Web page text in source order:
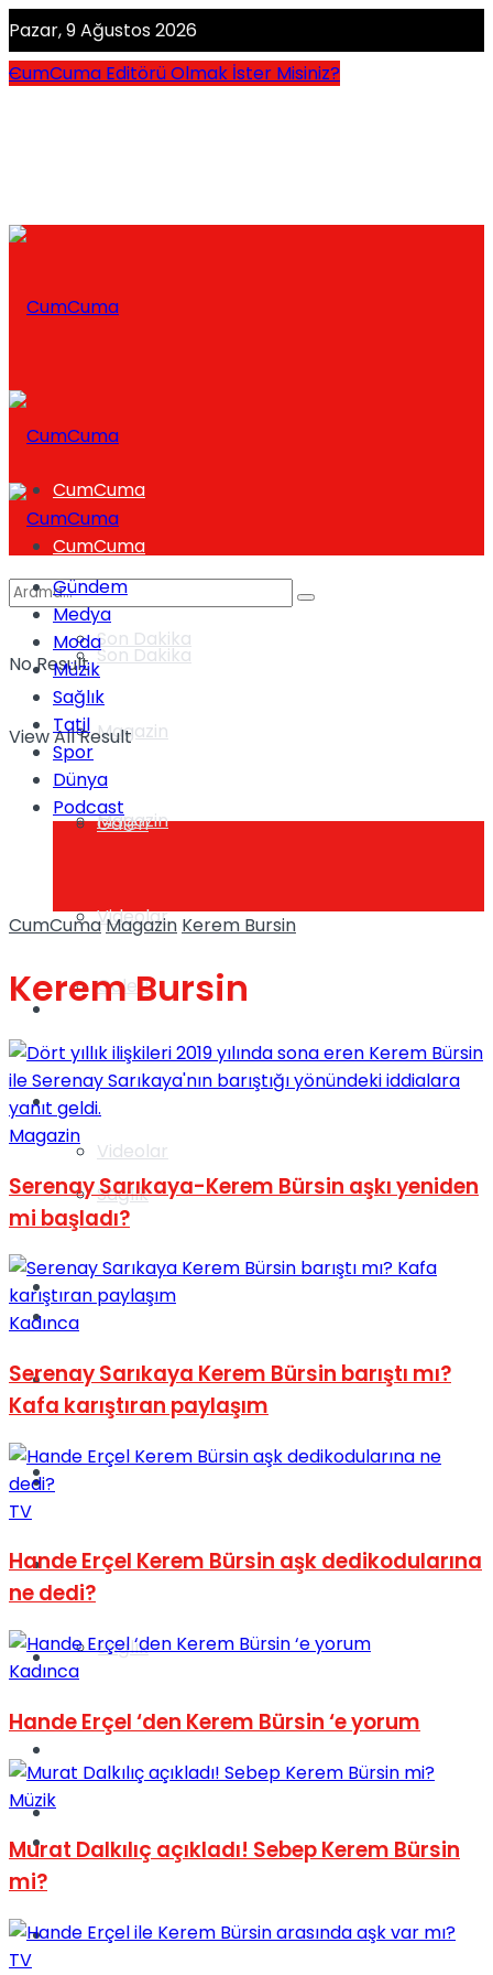
Pazar, 9 Ağustos 2026
CumCuma Editörü Olmak İster Misiniz?
CumCuma
Son Dakika
Magazin
Galeri
Videolar
Gündem
Yaşam
Sağlık
TV
CumCuma
Son Dakika
Magazin
Galeri
Videolar
Gündem
Yaşam
Sağlık
TV
Kadınca
Dünya
Türkiye
Müzik
Tatil
Spor
No Result
View All Result
Gündem
Medya
Moda
Müzik
Sağlık
Tatil
Spor
Dünya
Podcast
CumCumaMagazin Kerem Bursin
Kerem Bursin
Magazin
Serenay Sarıkaya-Kerem Bürsin aşkı yeniden
mi başladı?
Kadınca
Serenay Sarıkaya Kerem Bürsin barıştı mı?
Kafa karıştıran paylaşım
TV
Hande Erçel Kerem Bürsin aşk dedikodularına
ne dedi?
Kadınca
Hande Erçel ‘den Kerem Bürsin ‘e yorum
Müzik
Murat Dalkılıç açıkladı! Sebep Kerem Bürsin
mi?
TV